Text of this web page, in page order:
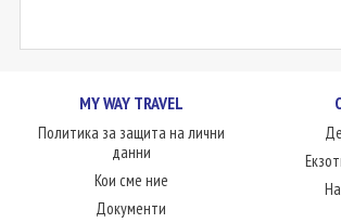
MY WAY TRAVEL
Политика за защита на лични
данни
Кои сме ние
Документи